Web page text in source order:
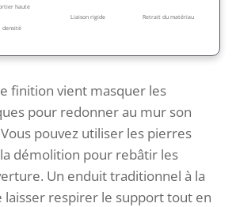
haute
densité
Liaison rigide Retrait du matériau
finition vient masquer les
pour redonner au mur son
pouvez utiliser les pierres
démolition pour rebâtir les
Un enduit traditionnel à la
laisser respirer le support tout en